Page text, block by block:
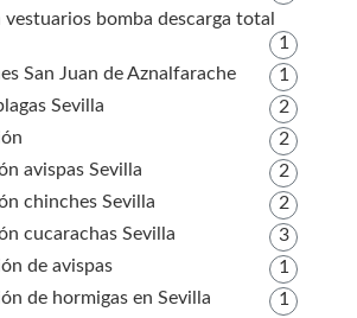
bomba descarga total
1
San Juan de Aznalfarache
1
Sevilla
2
2
avispas Sevilla
2
chinches Sevilla
2
cucarachas Sevilla
3
de avispas
1
de hormigas en Sevilla
1